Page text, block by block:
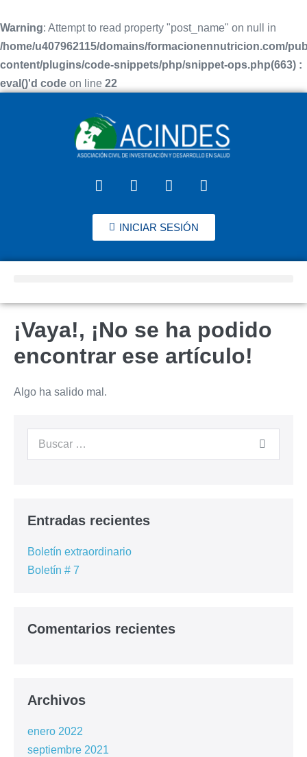
Warning: Attempt to read property "post_name" on null in
/home/u407962115/domains/formacionennutricion.com/
content/plugins/code-snippets/php/snippet-ops.php(663) :
eval()'d code on line 22
INICIAR SESIÓN
¡Vaya!, ¡No se ha podido
encontrar ese artículo!
Algo ha salido mal.
Entradas recientes
Boletín extraordinario
Boletín # 7
Comentarios recientes
Archivos
enero 2022
septiembre 2021